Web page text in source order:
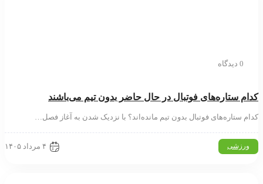
ستاره‌های فوتبال در حال حاضر بدون تیم می‌باشند
ستاره‌های فوتبال بدون تیم مانده‌اند؟ با نزدیک شدن به آغاز فصل…
ورزشی ۴ مرداد ۱۴۰۵